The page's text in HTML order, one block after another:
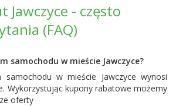
Jawczyce - często
(FAQ)
samochodu w mieście Jawczyce?
samochodu w mieście Jawczyce wynosi
Wykorzystując kupony rabatowe możemy
oferty